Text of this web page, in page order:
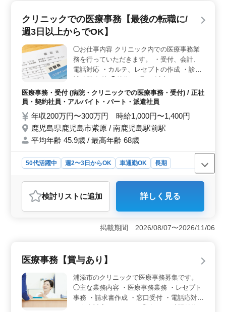
な業務＞ 受付からレセプト作成まで幅広い業務に携わ
っていただきます。医療事務経験を活かせ、新たなスキ
クリニックでの医療事務【最後の転職に/
週3日以上からでOK】
◯お仕事内容 クリニック内での医療事務業
務を行っていただきます。 ・受付、会計、
電話対応 ・カルテ、レセプトの作成 ・診療
正社員応募も歓迎 ＊50代の応募も歓迎 ＊交
通費全額支給、マイカー通勤可 ご経験者様
お待ちしております。
医療事務・受付 (病院・クリニックでの医療事務・受付) / 正社
員・契約社員・アルバイト・パート・派遣社員
年収200万円〜300万円 時給1,000円〜1,400円
鹿児島県鹿児島市紫原 / 南鹿児島駅前駅
平均年齢 45.9歳 / 最高年齢 68歳
50代活躍中 週2〜3日からOK 車通勤OK
長期
派遣社員
医療事務・受付
おすすめポイント
＜働きやすさ＞ 週3日以上からの勤務も可能で、残業も
少なめです。また、女性や50代の方も活躍中の環境で、
マイカー通勤も可能です。 ＜業務内容＞ 医療事務
ます。 ＜環境＞ 内科・循環器内科を専門とするク
リニックでのお仕事。 年齢を気にせず経験を活かしご
活躍いただける環境です。
検討リスト に追加 詳しく見る
掲載期間 2026/08/07〜2026/11/06
医療事務【賞与あり】
浦添市のクリニックで医療事務募集です。
◯主な業務内容 ・医療事務業務 ・レセプト
事務 ・請求書作成 ・窓口受付 ・電話応対